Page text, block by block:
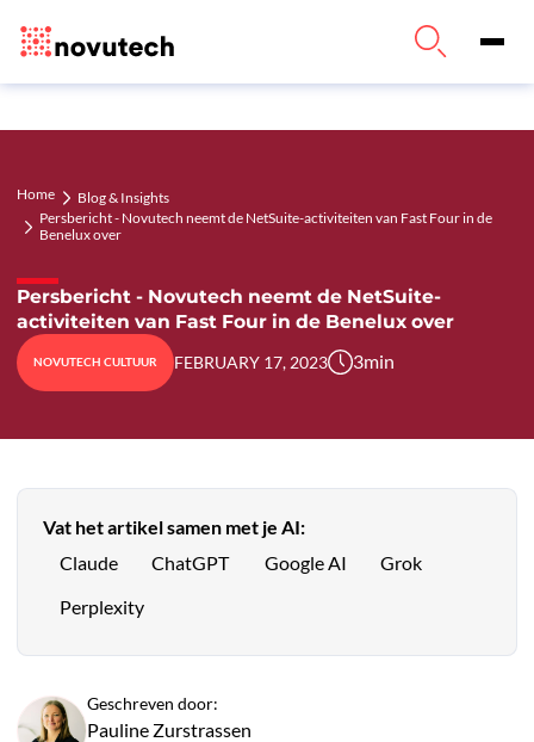
Home
Blog & Insights
Persbericht - Novutech neemt de NetSuite-activiteiten van Fast Four in de
Benelux over
Persbericht - Novutech neemt de NetSuite-
activiteiten van Fast Four in de Benelux over
NOVUTECH CULTUUR FEBRUARY 17, 2023 3min
Vat het artikel samen met je AI:
Claude
ChatGPT Google AI Grok
Perplexity
Geschreven door:
Pauline Zurstrassen